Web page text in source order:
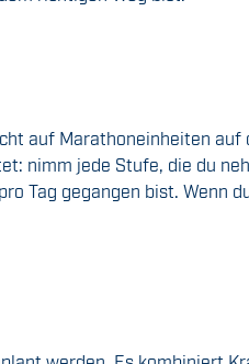
auf Marathoneinheiten
nimm jede Stufe, die du
Tag gegangen bist. Wenn